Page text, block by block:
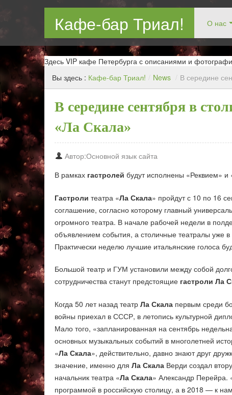
Кафе-бар Триал! О нас
Бар в Новокосин, кафе в Новокосино, ресторан в
Здесь VIP кафе Петербурга с описаниями и
Вы здесь : Кафе-бар Триал! / News / В середине
В середине сентября в
«Ла Скала»
Автор:Основной язык сайта
В рамках гастролей будут исполнены «Реквием»
Гастроли театра «Ла Скала» пройдут с 10 по 16
соглашение, согласно которому главный
огромного театра. В начале рабочей недели в
объявлением события, а столичные театралы уже
Практически неделю лучшие итальянские голоса
Большой театр и ГУМ установили между собой
сотрудничества станут предстоящие гастроли Ла
Когда 50 лет назад театр Ла Скала первым среди
войны приехал в СССР, в летопись культурной
Мало того, «запланированная на сентябрь
основных музыкальных событий в многолетней
«Ла Скала», действительно, давно знают друг
значение, именно для Ла Скала Верди создал
начальник театра «Ла Скала» Александр Перейра.
программой в российскую столицу, а в 2018 — к